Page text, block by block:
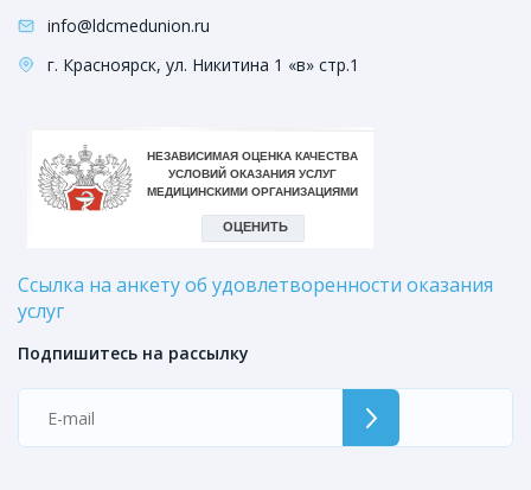
info@ldcmedunion.ru
г. Красноярск, ул. Никитина 1 «в» стр.1
Ссылка на анкету об удовлетворенности оказания
услуг
Подпишитесь на рассылку